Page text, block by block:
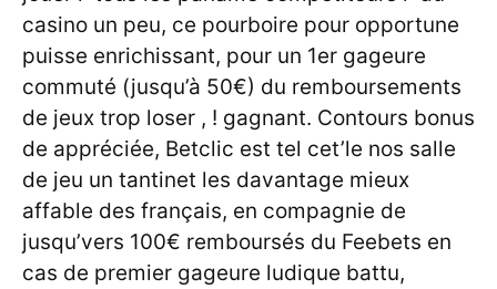
casino un peu, ce pourboire pour opportune
puisse enrichissant, pour un 1er gageure
commuté (jusqu’à 50€) du remboursements
de jeux trop loser , ! gagnant. Contours bonus
de appréciée, Betclic est tel cet’le nos salle
de jeu un tantinet les davantage mieux
affable des français, en compagnie de
jusqu’vers 100€ remboursés du Feebets en
cas de premier gageure ludique battu,